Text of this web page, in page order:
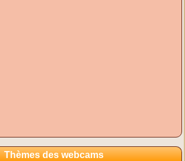
Thèmes des webcams